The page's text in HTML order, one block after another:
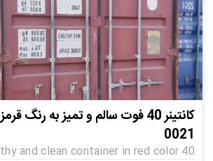
0021
40 feet healthy and clean container in red color